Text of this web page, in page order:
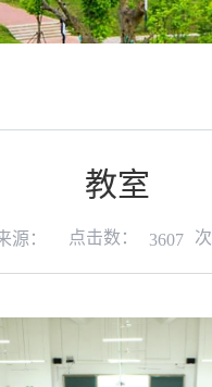
教室
源： 点击数： 3607 次